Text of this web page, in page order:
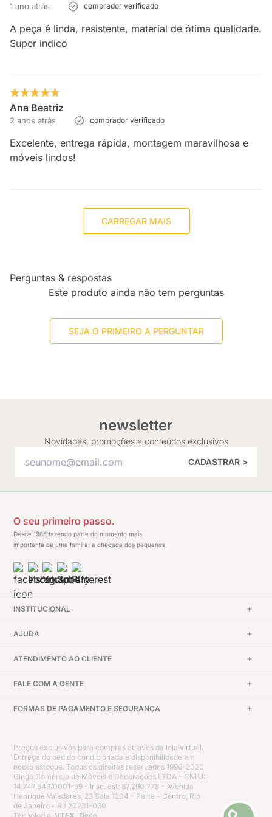
1 ano atrás comprador verificado
A peça é linda, resistente, material de ótima qualidade.
Super indico
Ana Beatriz
2 anos atrás comprador verificado
Excelente, entrega rápida, montagem maravilhosa e
móveis lindos!
CARREGAR MAIS
Perguntas & respostas
Este produto ainda não tem perguntas
SEJA O PRIMEIRO A PERGUNTAR
newsletter
Novidades, promoções e conteúdos exclusivos
CADASTRAR >
O seu primeiro passo.
Desde 1985 fazendo parte do momento mais
importante de uma família: a chegada dos pequenos.
INSTITUCIONAL
AJUDA
ATENDIMENTO AO CLIENTE
FALE COM A GENTE
FORMAS DE PAGAMENTO E SEGURANÇA
Preços exclusivos para compras através da loja virtual.
Entrega do pedido condicionada a disponibilidade em
nosso estoque. Todos os direitos reservados 1996-2020
Ginga Comércio de Móveis e Decorações LTDA - CNPJ:
14.747.549/0001-59 - Insc. est: 87.290.778 - Avenida
Henrique Valadares, 23 Sala 1204 - Parte - Centro, Rio
de Janeiro - RJ 20231-030